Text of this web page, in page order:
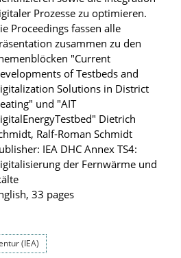
Prozesse zu optimieren.
Proceedings fassen alle
zusammen zu den
"Current
of Testbeds and
Solutions in District
und "AIT
Dietrich
Ralf-Roman Schmidt
IEA DHC Annex TS4:
der Fernwärme und
33 pages
(IEA)